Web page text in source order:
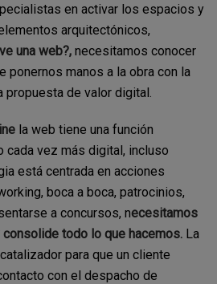
en activar los espacios y
arquitectónicos,
una web?, necesitamos conocer
ponernos manos a la obra con la
de valor digital.
la web tiene una función
cada vez más digital, incluso
está centrada en acciones
boca a boca, patrocinios,
a concursos, necesitamos
todo lo que hacemos. La
para que un cliente
con el despacho de